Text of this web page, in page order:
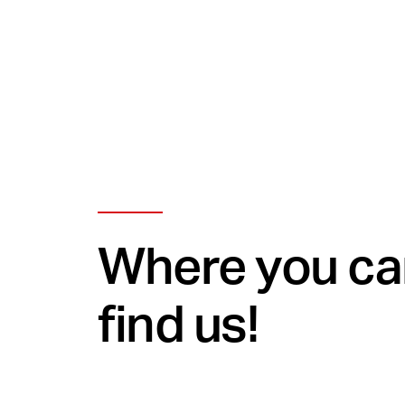
Where you
find us!